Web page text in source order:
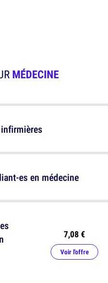
MÉDECINE
7,08 €
Voir l'offre
es en médecine